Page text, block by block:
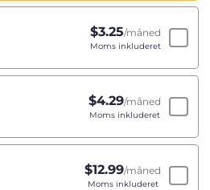
$3.25/måned
Moms inkluderet
$4.29/måned
Moms inkluderet
$12.99/måned
Moms inkluderet